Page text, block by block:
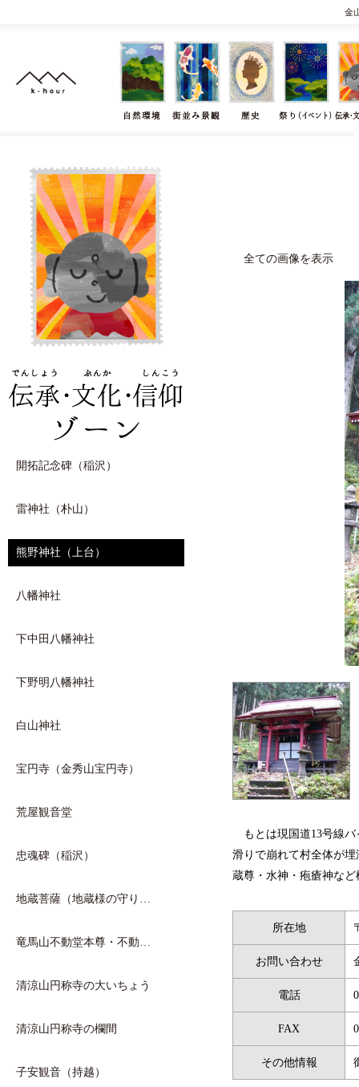
金
全ての画像を表示
もとは現国道13号線
滑りで崩れて村全体が
蔵尊・水神・疱瘡神な
所在地
お問い合わせ
電話
FAX
その他情報
開拓記念碑（稲沢）
雷神社（朴山）
熊野神社（上台）
八幡神社
下中田八幡神社
下野明八幡神社
白山神社
宝円寺（金秀山宝円寺）
荒屋観音堂
忠魂碑（稲沢）
地蔵菩薩（地蔵様の守り…
竜馬山不動堂本尊・不動…
清涼山円称寺の大いちょう
清涼山円称寺の欄間
子安観音（持越）